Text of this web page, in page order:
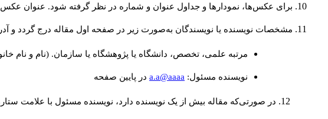
برای عکس‌ها، نمودارها و جداول عنوان و شماره در نظر گرفته شود. عنوان
مشخصات نویسنده یا نویسندگان به‌صورت زیر در صفحه اول مقاله درج گردد و
مرتبه علمی، تخصص، دانشگاه یا پژوهشگاه یا سازمان. (نام و نام
نويسنده مسئول: a.a@aaaa در پايين صفحه
در صورتی‌که مقاله بیش از یک نویسنده دارد، نویسنده مسئول با علامت